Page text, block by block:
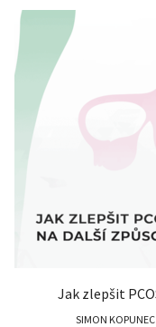
Jak zlepšit
SIMON KOPUNEC